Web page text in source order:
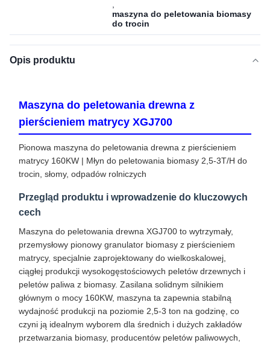
maszyna do peletowania biomasy
do trocin
Opis produktu
Maszyna do peletowania drewna z
pierścieniem matrycy XGJ700
Pionowa maszyna do peletowania drewna z pierścieniem
matrycy 160KW | Młyn do peletowania biomasy 2,5-3T/H do
trocin, słomy, odpadów rolniczych
Przegląd produktu i wprowadzenie do kluczowych
cech
Maszyna do peletowania drewna XGJ700 to wytrzymały,
przemysłowy pionowy granulator biomasy z pierścieniem
matrycy, specjalnie zaprojektowany do wielkoskalowej,
ciągłej produkcji wysokogęstościowych peletów drzewnych i
peletów paliwa z biomasy. Zasilana solidnym silnikiem
głównym o mocy 160KW, maszyna ta zapewnia stabilną
wydajność produkcji na poziomie 2,5-3 ton na godzinę, co
czyni ją idealnym wyborem dla średnich i dużych zakładów
przetwarzania biomasy, producentów peletów paliwowych,